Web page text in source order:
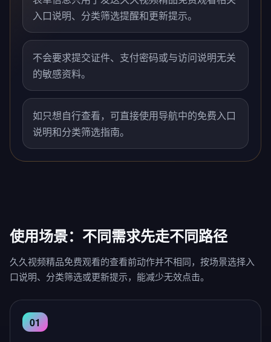
入口说明、分类筛选提醒和更新提示。
不会要求提交证件、支付密码或与访问说明无关
的敏感资料。
如只想自行查看，可直接使用导航中的免费入口
说明和分类筛选指南。
使用场景：不同需求先走不同路径
久久视频精品免费观看的查看前动作并不相同，按场景选择入
口说明、分类筛选或更新提示，能减少无效点击。